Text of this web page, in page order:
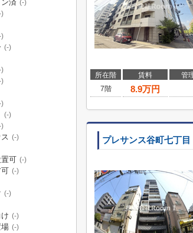
所在階 賃料 管
7階
8.9万円
プレサンス谷町七丁目
済 (-)
)
)
(-)
)
)
)
(-)
)
(-)
可 (-)
(-)
(-)
(-)
(-)